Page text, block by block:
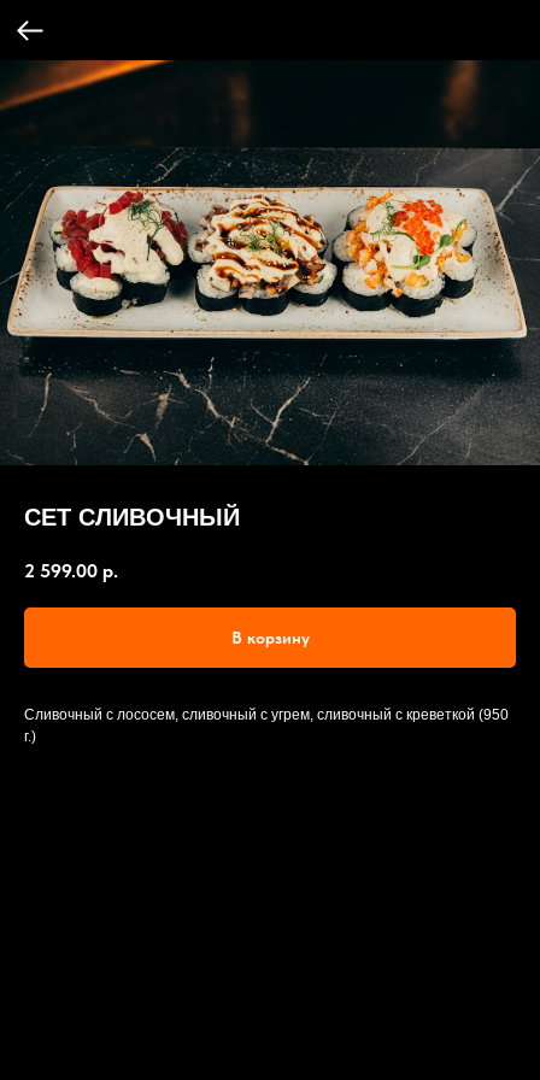
СЕТ СЛИВОЧНЫЙ
2 599.00 р.
В корзину
Сливочный с лососем, сливочный с угрем, сливочный с креветкой (950
г.)